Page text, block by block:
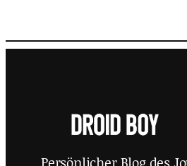
Persönlicher Blog des